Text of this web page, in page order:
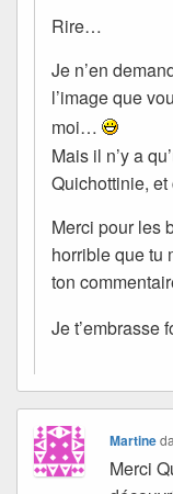
Rire…
Je n’en
l’image que
moi…
Mais il n’y a
Quichottinie, et
Merci pour les
horrible que tu
ton
Je t’embrasse
Martine
Merci